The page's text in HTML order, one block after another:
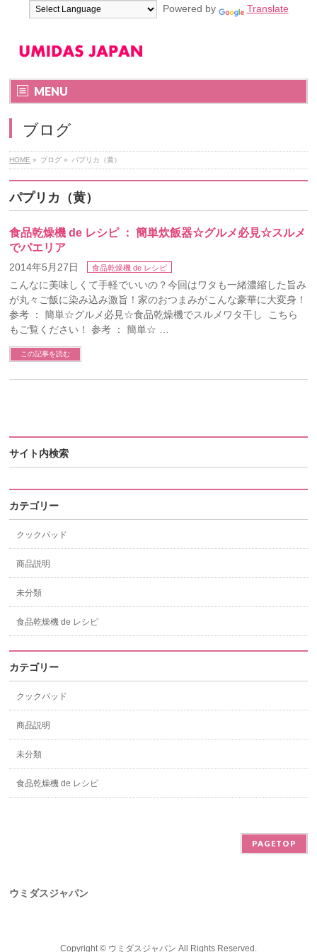
Powered by Translate
MENU
ブログ
HOME » ブログ » パプリカ（黄）
パプリカ（黄）
食品乾燥機 de レシピ ： 簡単炊飯器☆グルメ必見☆スルメ
でパエリア
2014年5月27日 食品乾燥機 de レシピ
こんなに美味しくて手軽でいいの？今回はワタも一緒濃縮した旨み
が丸々ご飯に染み込み激旨！家のおつまみがこんな豪華に大変身！
参考 ： 簡単☆グルメ必見☆食品乾燥機でスルメワタ干し こちら
もご覧ください！ 参考 ： 簡単☆ …
この記事を読む
サイト内検索
カテゴリー
クックパッド
商品説明
未分類
食品乾燥機 de レシピ
カテゴリー
クックパッド
商品説明
未分類
食品乾燥機 de レシピ
PAGETOP
ウミダスジャパン
Copyright © ウミダスジャパン All Rights Reserved.